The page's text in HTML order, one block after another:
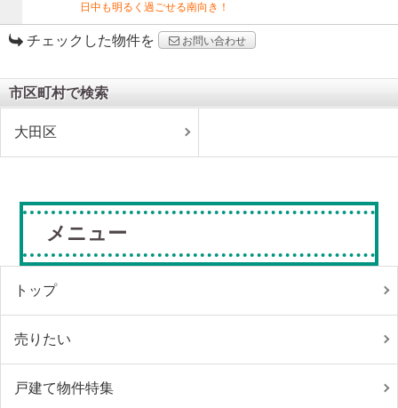
日中も明るく過ごせる南向き！
チェックした物件を お問い合わせ
市区町村で検索
大田区
メニュー
トップ
売りたい
戸建て物件特集